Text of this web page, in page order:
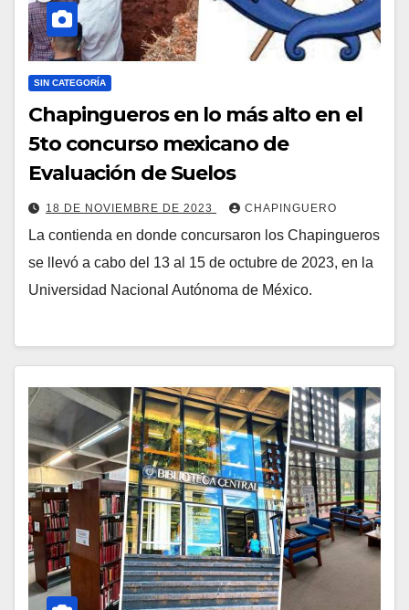
SIN CATEGORÍA
Chapingueros en lo más alto en el
5to concurso mexicano de
Evaluación de Suelos
18 DE NOVIEMBRE DE 2023 CHAPINGUERO
La contienda en donde concursaron los Chapingueros
se llevó a cabo del 13 al 15 de octubre de 2023, en la
Universidad Nacional Autónoma de México.